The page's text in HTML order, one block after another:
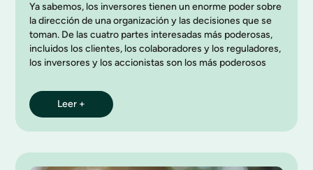
Ya sabemos, los inversores tienen un enorme poder sobre
la dirección de una organización y las decisiones que se
toman. De las cuatro partes interesadas más poderosas,
incluidos los clientes, los colaboradores y los reguladores,
los inversores y los accionistas son los más poderosos
Leer +